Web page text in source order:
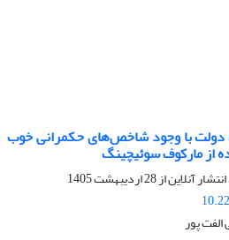
دولت با وجود شاخص‌های حکمرانی خوب
از مارکوف سوئیچینگ
آنلاین از28 اردیبهشت 1405
الفت پور